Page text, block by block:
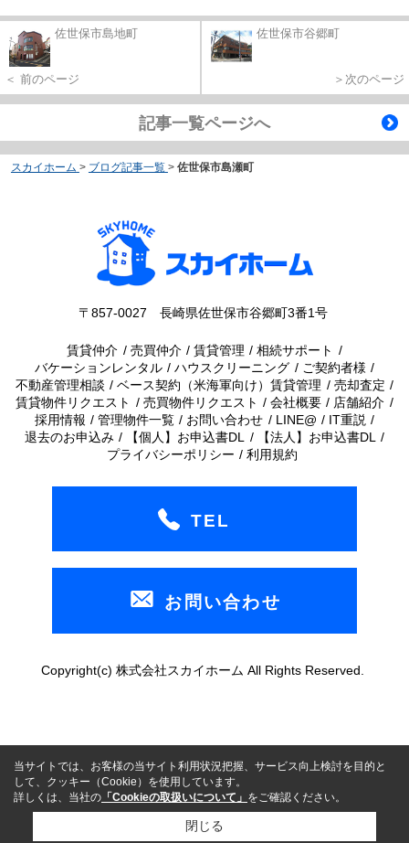
佐世保市島地町
＜ 前のページ
佐世保市谷郷町
＞次のページ
記事一覧ページへ
スカイホーム > ブログ記事一覧 > 佐世保市島瀬町
〒857-0027 長崎県佐世保市谷郷町3番1号
賃貸仲介 売買仲介 賃貸管理
相続サポート
バケーションレンタル
ハウスクリーニング
ご契約者様
不動産管理相談
ベース契約（米海軍向け）賃貸管理
売却査定
賃貸物件リクエスト
売買物件リクエスト 会社概要
店舗紹介
採用情報
管理物件一覧 お問い合わせ LINE@
IT重説
退去のお申込み
【個人】お申込書DL
【法人】お申込書DL
プライバシーポリシー
利用規約
TEL
お問い合わせ
Copyright(c) 株式会社スカイホーム All Rights Reserved.
当サイトでは、お客様の当サイト利用状況把握、サービス向上検討を目的と
して、クッキー（Cookie）を使用しています。
詳しくは、当社の 「Cookieの取扱いについて」 をご確認ください。
閉じる